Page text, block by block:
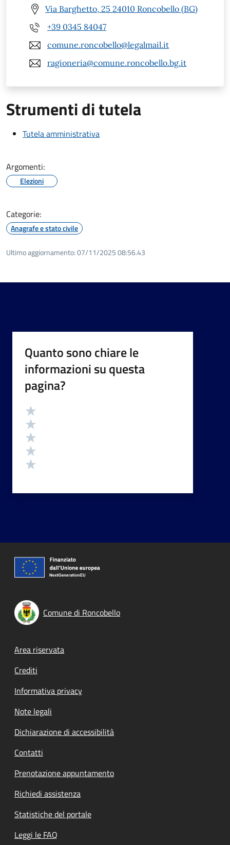
Via Barghetto, 25 24010 Roncobello (BG)
+39 0345 84047
comune.roncobello@legalmail.it
ragioneria@comune.roncobello.bg.it
Strumenti di tutela
Tutela amministrativa
Argomenti:
Elezioni
Categorie:
Anagrafe e stato civile
Ultimo aggiornamento:07/11/2025 08:56.43
Quanto sono chiare le
informazioni su questa
pagina?
Valutazione
Comune di Roncobello
Footer menu
Area riservata
Crediti
Informativa privacy
Note legali
Dichiarazione di accessibilità
Contatti
Prenotazione appuntamento
Richiedi assistenza
Statistiche del portale
Leggi le FAQ